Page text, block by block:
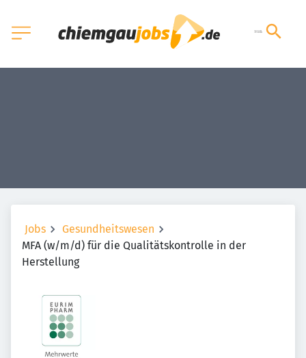
Jobs
Gesundheitswesen
MFA (w/m/d) für die Qualitätskontrolle in der
Herstellung